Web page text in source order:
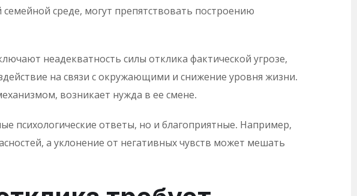
среде, могут препятствовать построению
неадекватность силы отклика фактической угрозе,
на связи с окружающими и снижение уровня жизни.
возникает нужда в ее смене.
психологические ответы, но и благоприятные. Например,
а уклонение от негативных чувств может мешать